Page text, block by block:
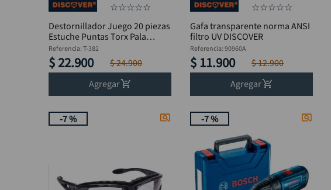
☆☆☆☆☆
Destornillador Juego 20 piezas
Estuche Puntas Torx Pala
Estrella DISCOVER
Referencia:T-382
$ 22.900 $24.900
Agregar
☆☆☆☆☆
Gafa transparente norma ANSI
filtro UV DISCOVER
Referencia:90960A
$ 11.900 $12.900
Agregar
-7 % -7 %